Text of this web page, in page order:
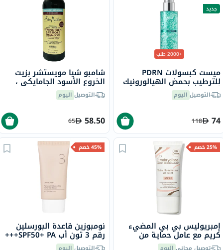
جديد
+2000 طلب
ميست كبسولات PDRN
للترطيب بحمض الهيالورونيك
أنوا - 100 ملالتوصيل اليوم
74
118
شامبو شيا مويستشر بزيت
الخروع الأسود الجامايكي ،
586 ملالتوصيل اليوم
58.50
65
25% خصم
إمبريوليس بي بي المضيء
كريم مع عامل حماية من
الشمس 20، 30 مل
45% خصم
نومبوزين قاعدة البورسلين
رقم 3 تون أب SPF50+ PA+++